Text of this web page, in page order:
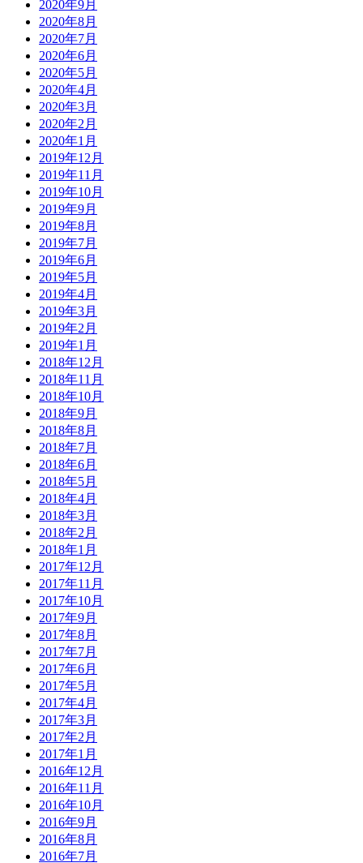
2020年9月
2020年8月
2020年7月
2020年6月
2020年5月
2020年4月
2020年3月
2020年2月
2020年1月
2019年12月
2019年11月
2019年10月
2019年9月
2019年8月
2019年7月
2019年6月
2019年5月
2019年4月
2019年3月
2019年2月
2019年1月
2018年12月
2018年11月
2018年10月
2018年9月
2018年8月
2018年7月
2018年6月
2018年5月
2018年4月
2018年3月
2018年2月
2018年1月
2017年12月
2017年11月
2017年10月
2017年9月
2017年8月
2017年7月
2017年6月
2017年5月
2017年4月
2017年3月
2017年2月
2017年1月
2016年12月
2016年11月
2016年10月
2016年9月
2016年8月
2016年7月